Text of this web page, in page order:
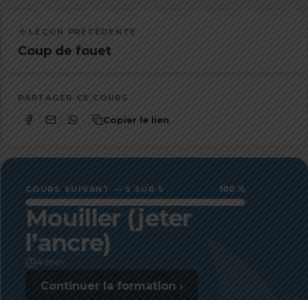
LEÇON PRÉCÉDENTE
Coup de fouet
PARTAGER CE COURS
Copier le lien
COURS SUIVANT — 5 SUR 5 100 %
Mouiller (jeter
l’ancre)
4 min
Continuer la formation ›